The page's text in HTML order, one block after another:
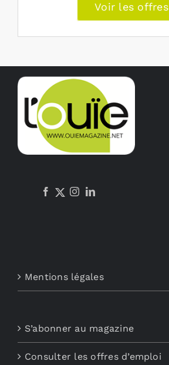
Voir les offres
Mentions légales
S’abonner au magazine
Consulter les offres d’emploi